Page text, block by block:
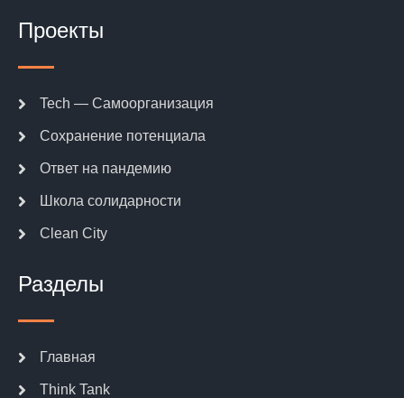
Проекты
Tech — Самоорганизация
Сохранение потенциала
Ответ на пандемию
Школа солидарности
Clean City
Разделы
Главная
Think Tank